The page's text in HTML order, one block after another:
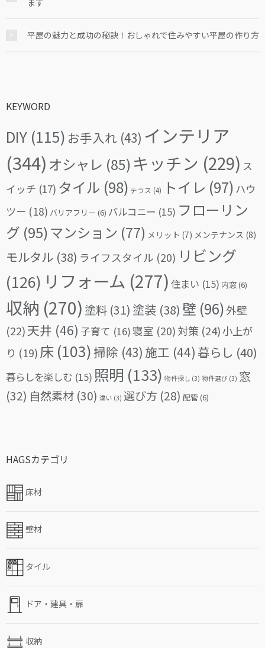
ます
平屋の魅力と成功の秘訣！おしゃれで住みやすい平屋の作り方
KEYWORD
DIY (115) お手入れ (43) インテリア
(344) オシャレ (85) キッチン (229) ス
イッチ (17) タイル (98) テラス (4) トイレ (97) ハウ
ツー (18) バリアフリー (6) バルコニー (15) フローリン
グ (95)マンション (77) メリット (7) メンテナンス (8)
モルタル (38) ライフスタイル (20) リビング
(126) リフォーム (277) 住まい (15) 内窓(6)
収納 (270) 塗料 (31) 塗装 (38) 壁 (96)外壁
(22)天井 (46) 子育て (16)寝室 (20) 対策 (24)小上が
り (19) 床 (103)掃除 (43) 施工 (44) 暮らし (40)
暮らしを楽しむ (15) 照明 (133) 物件探し (3) 物件選び (3) 窓
(32) 自然素材 (30) 違い (3) 選び方 (28) 配管(6)
HAGSカテゴリ
床材
壁材
タイル
ドア・建具・扉
収納